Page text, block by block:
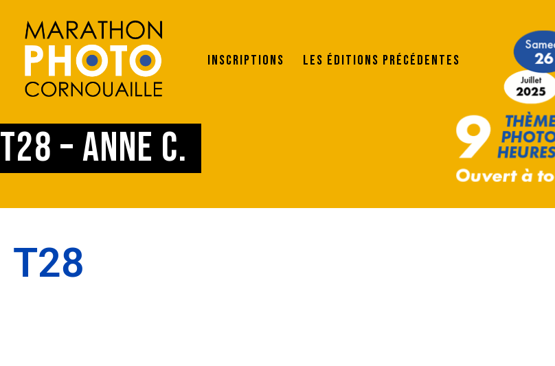
Inscriptions Les éditions précédentes
T28 – Anne C.
T28